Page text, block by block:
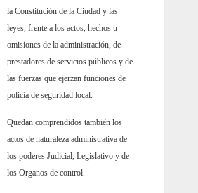
la Constitución de la Ciudad y las
leyes, frente a los actos, hechos u
omisiones de la administración, de
prestadores de servicios públicos y de
las fuerzas que ejerzan funciones de
policía de seguridad local.
Quedan comprendidos también los
actos de naturaleza administrativa de
los poderes Judicial, Legislativo y de
los Organos de control.